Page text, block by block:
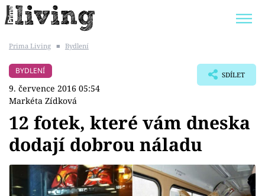
BYDLENÍ SLAVNÝCH
Témata
Bydlení
Prima Living ■ Bydlení
BYDLENÍ
9. července 2016 05:54
Markéta Zídková
SDÍLET
12 fotek, které vám dneska
dodají dobrou náladu